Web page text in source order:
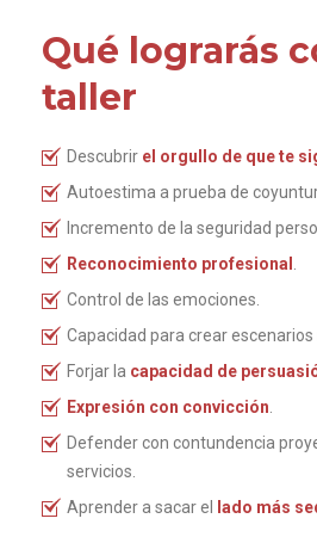
Qué lograrás
taller
Descubrir el orgullo de que te
Autoestima a prueba de
Incremento de la seguridad
Reconocimiento profesional
Control de las emociones.
Capacidad para crear escenarios
Forjar la capacidad de
Expresión con convicción
Defender con contundencia
servicios.
Aprender a sacar el lado más